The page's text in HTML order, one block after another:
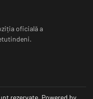
oficială a